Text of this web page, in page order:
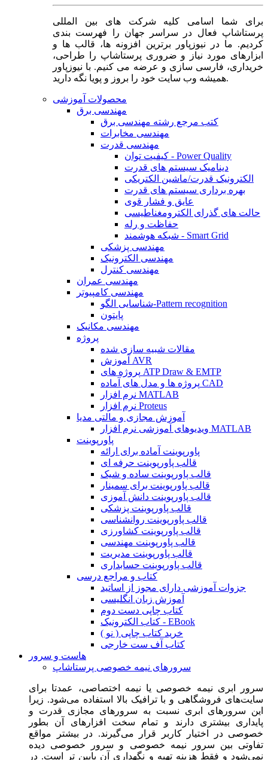
برای شما اسامی کلیه شرکت های بین المللی
پرستاشاپ فعال در سراسر جهان را فهرست بندی
کردیم. ما در نیوزپاور برترین افزونه ها، قالب ها و
ابزارهای مورد نیاز و ضروری پرستاشاپ را طراحی،
خریداری، فارسی سازی و عرضه می کنیم. با نیوزپاور
همیشه وب سایت خود را بروز و پویا نگه دارید.
محصولات آموزشی
مهندسی برق
کتب مرجع رشته مهندسی برق
مهندسی مخابرات
مهندسی قدرت
کیفیت توان - Power Quality
دینامیک سیستم های قدرت
الکترونیک قدرت/ماشین الکتریکی
بهره برداری سیستم های قدرت
عایق و فشار قوی
حالت های گذرای الکترومغناطیسی
حفاظت و رله
شبکه هوشمند - Smart Grid
مهندسی پزشکی
مهندسی الکترونیک
مهندسی کنترل
مهندسی عمران
مهندسی کامپیوتر
شناسایی الگو-Pattern recognition
پایتون
مهندسی مکانیک
پروژه
مقالات شبیه سازی شده
آموزش AVR
پروژه های ATP Draw & EMTP
پروژه ها و مدل های آماده CAD
نرم افزار MATLAB
نرم افزار Proteus
آموزش مجازی و مالتی مدیا
ویدیوهای آموزشی نرم افزار MATLAB
پاورپوینت
پاورپوینت آماده برای ارائه
قالب پاورپوینت حرفه ای
قالب پاورپوینت ساده و شیک
قالب پاورپوینت برای سمینار
قالب پاورپوینت دانش آموزی
قالب پاورپوینت پزشکی
قالب پاورپوینت روانشناسی
قالب پاورپوینت کشاورزی
قالب پاورپوینت مهندسی
قالب پاورپوینت مدیریت
قالب پاورپوینت حسابداری
کتاب و مراجع درسی
جزوات آموزشی دارای مجوز از اساتید
آموزش زبان انگلیسی
کتاب چاپی دست دوم
کتاب الکترونیک - EBook
خرید کتاب چاپی ( نو )
کتاب آف ست خارجی
هاست و سرور
سرورهای نیمه خصوصی پرستاشاپ
سرور ابری نیمه خصوصی یا نیمه اختصاصی، عمدتا برای
سایت‌های فروشگاهی و با ترافیک بالا استفاده می‌شود. زیرا
این سرورهای ابری نسبت به سرورهای مجازی قدرت و
پایداری بیشتری دارند و تمام سخت افزارهای آن بطور
خصوصی در اختیار کاربر قرار می‌گیرند. در بیشتر مواقع
تفاوتی بین سرور نیمه خصوصی و سرور خصوصی دیده
نمی‌شود و فقط هزینه تهیه و نگهداری آن پایین تر است. در